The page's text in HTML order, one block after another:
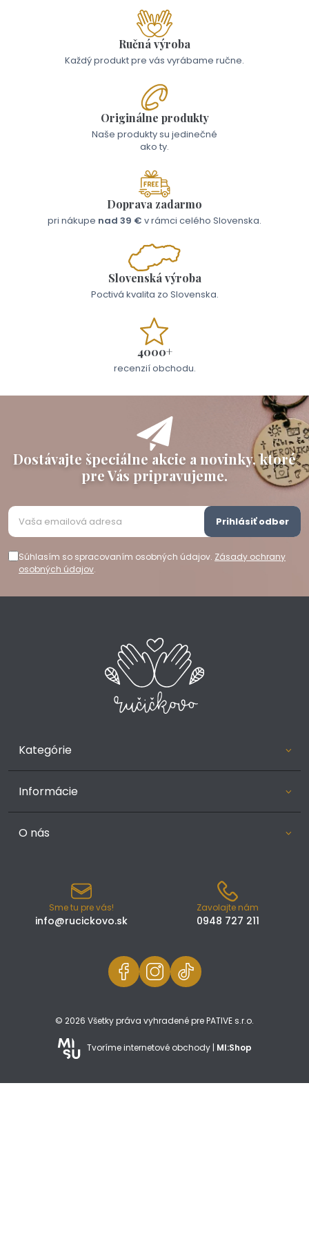
Ručná výroba
Každý produkt pre vás vyrábame ručne.
Originálne produkty
Naše produkty su jedinečné
ako ty.
Doprava zadarmo
pri nákupe nad 39 € v rámci celého Slovenska.
Slovenská výroba
Poctivá kvalita zo Slovenska.
4000+
recenzií obchodu.
Dostávajte špeciálne akcie a novinky, ktoré
pre Vás pripravujeme.
Súhlasím so spracovaním osobných údajov. Zásady ochrany
osobných údajov.
Prihlásiť odber
Kategórie
Informácie
O nás
Sme tu pre vás!
info@rucickovo.sk
Zavolajte nám
0948 727 211
© 2026 Všetky práva vyhradené pre PATIVE s.r.o.
Tvoríme internetové obchody | MI:Shop